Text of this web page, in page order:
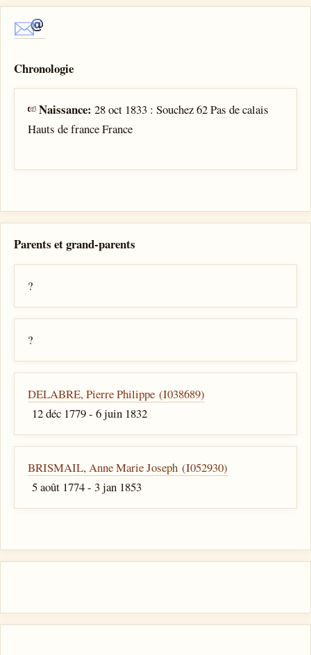
Chronologie
Naissance:28 oct 1833 : Souchez 62 Pas de calais
Hauts de france France
Parents et grand-parents
?
?
DELABRE, Pierre Philippe (I038689)
12 déc 1779 - 6 juin 1832
BRISMAIL, Anne Marie Joseph (I052930)
5 août 1774 - 3 jan 1853